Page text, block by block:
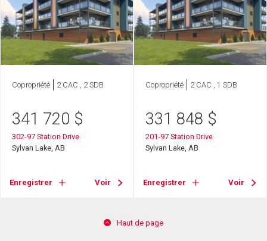
Copropriété 2 CAC , 2 SDB
341 720 $
302-97 Station Drive
Sylvan Lake, AB
Enregistrer Voir
Copropriété 2 CAC , 1 SDB
331 848 $
201-97 Station Drive
Sylvan Lake, AB
Enregistrer Voir
Haut de page